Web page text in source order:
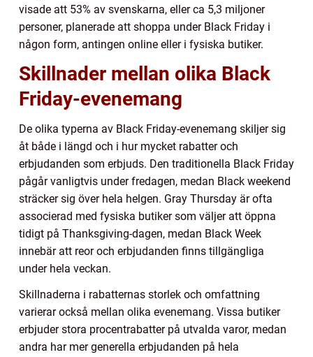
visade att 53% av svenskarna, eller ca 5,3 miljoner
personer, planerade att shoppa under Black Friday i
någon form, antingen online eller i fysiska butiker.
Skillnader mellan olika Black
Friday-evenemang
De olika typerna av Black Friday-evenemang skiljer sig
åt både i längd och i hur mycket rabatter och
erbjudanden som erbjuds. Den traditionella Black Friday
pågår vanligtvis under fredagen, medan Black weekend
sträcker sig över hela helgen. Gray Thursday är ofta
associerad med fysiska butiker som väljer att öppna
tidigt på Thanksgiving-dagen, medan Black Week
innebär att reor och erbjudanden finns tillgängliga
under hela veckan.
Skillnaderna i rabatternas storlek och omfattning
varierar också mellan olika evenemang. Vissa butiker
erbjuder stora procentrabatter på utvalda varor, medan
andra har mer generella erbjudanden på hela